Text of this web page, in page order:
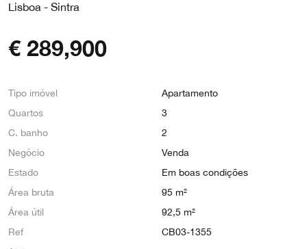
Lisboa - Sintra
€ 289,900
Tipo imóvel
Apartamento
Quartos
3
C. banho
2
Negócio
Venda
Estado
Em boas condições
Área bruta
95 m²
Área útil
92,5 m²
Ref
CB03-1355